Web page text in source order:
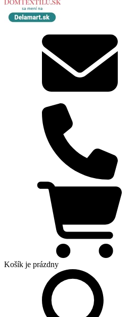
Košík je prázdny